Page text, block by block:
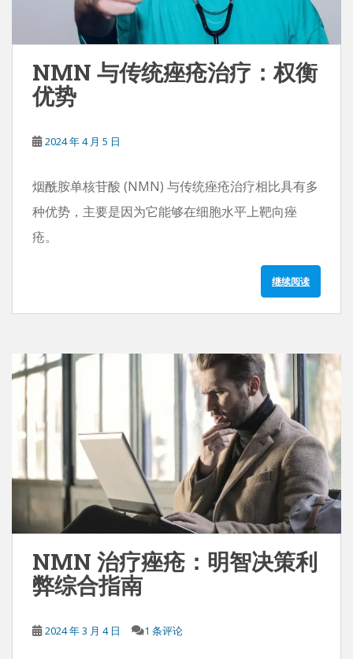
NMN 与传统痤疮治疗：权衡
优势
2024 年 4 月 5 日
烟酰胺单核苷酸 (NMN) 与传统痤疮治疗相比具有多
种优势，主要是因为它能够在细胞水平上靶向痤
疮。
继续阅读
NMN 治疗痤疮：明智决策利
弊综合指南
2024 年 3 月 4 日 1 条评论